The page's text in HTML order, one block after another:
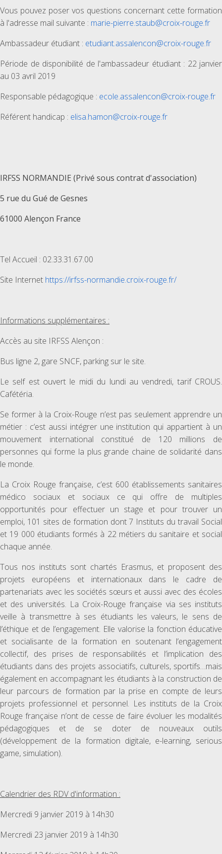
Vous pouvez poser vos questions concernant cette formation
à l'adresse mail suivante : marie-pierre.staub@croix-rouge.fr
Ambassadeur étudiant : etudiant.assalencon@croix-rouge.fr
Période de disponibilité de l'ambassadeur étudiant : 22 janvier
au 03 avril 2019
Responsable pédagogique : ecole.assalencon@croix-rouge.fr
Référent handicap : elisa.hamon@croix-rouge.fr
IRFSS NORMANDIE (Privé sous contrat d'association)
5 rue du Gué de Gesnes
61000 Alençon France
Tel Accueil : 02.33.31.67.00
Site Internet https://irfss-normandie.croix-rouge.fr/
Informations supplémentaires :
Accès au site IRFSS Alençon :
Bus ligne 2, gare SNCF, parking sur le site.
Le self est ouvert le midi du lundi au vendredi, tarif CROUS.
Cafétéria.
Se former à la Croix-Rouge n’est pas seulement apprendre un
métier : c’est aussi intégrer une institution qui appartient à un
mouvement international constitué de 120 millions de
personnes qui forme la plus grande chaine de solidarité dans
le monde.
La Croix Rouge française, c’est 600 établissements sanitaires
médico sociaux et sociaux ce qui offre de multiples
opportunités pour effectuer un stage et pour trouver un
emploi, 101 sites de formation dont 7 Instituts du travail Social
et 19 000 étudiants formés à 22 métiers du sanitaire et social
chaque année.
Tous nos instituts sont chartés Erasmus, et proposent des
projets européens et internationaux dans le cadre de
partenariats avec les sociétés sœurs et aussi avec des écoles
et des universités. La Croix-Rouge française via ses instituts
veille à transmettre à ses étudiants les valeurs, le sens de
l’éthique et de l’engagement. Elle valorise la fonction éducative
et socialisante de la formation en soutenant l’engagement
collectif, des prises de responsabilités et l’implication des
étudiants dans des projets associatifs, culturels, sportifs…mais
également en accompagnant les étudiants à la construction de
leur parcours de formation par la prise en compte de leurs
projets professionnel et personnel. Les instituts de la Croix
Rouge française n’ont de cesse de faire évoluer les modalités
pédagogiques et de se doter de nouveaux outils
(développement de la formation digitale, e-learning, serious
game, simulation).
Calendrier des RDV d'information :
Mercredi 9 janvier 2019 à 14h30
Mercredi 23 janvier 2019 à 14h30